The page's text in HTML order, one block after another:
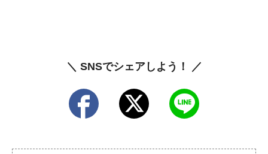
＼ SNSでシェアしよう！ ／